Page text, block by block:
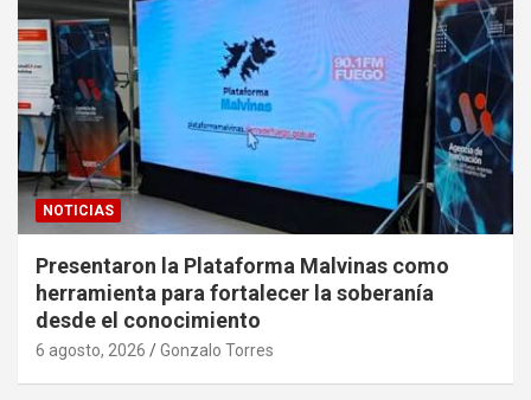
NOTICIAS
Presentaron la Plataforma Malvinas como
herramienta para fortalecer la soberanía
desde el conocimiento
6 agosto, 2026 Gonzalo Torres